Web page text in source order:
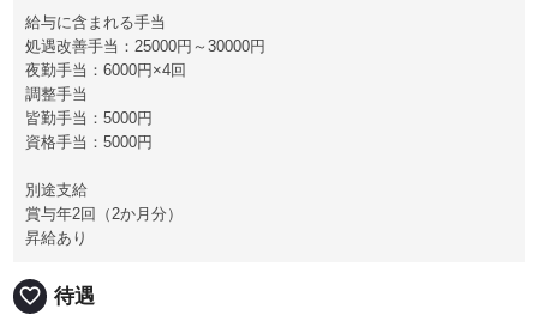
給与に含まれる手当
処遇改善手当：25000円～30000円
夜勤手当：6000円×4回
調整手当
皆勤手当：5000円
資格手当：5000円
別途支給
賞与年2回（2か月分）
昇給あり
favorite_border 待遇